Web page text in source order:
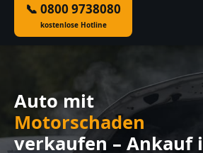
📞 0800 9738080
kostenlose Hotline
Auto mit
Motorschaden
verkaufen – Ankauf